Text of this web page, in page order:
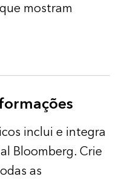
mostram
inclui e integra
Bloomberg. Crie
as